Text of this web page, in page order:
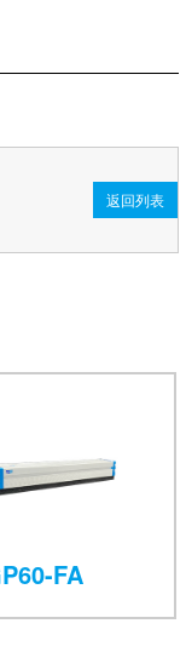
返回列表
FA